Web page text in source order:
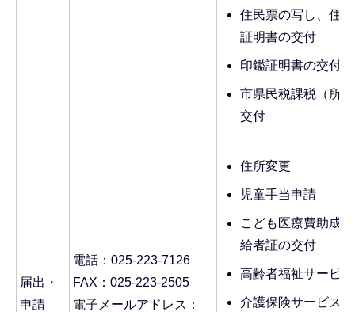
住民票の写し、住
証明書の交付
印鑑証明書の交付
市県民税課税（所
交付
届出・
申請
電話：025-223-7126
FAX：025-223-2505
電子メールアドレス：
住所変更
児童手当申請
こども医療費助成
給者証の交付
高齢者福祉サービ
介護保険サービス